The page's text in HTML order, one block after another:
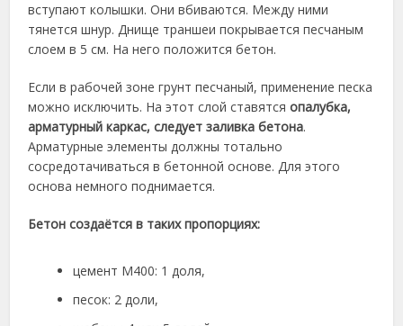
вступают колышки. Они вбиваются. Между ними
тянется шнур. Днище траншеи покрывается песчаным
слоем в 5 см. На него положится бетон.
Если в рабочей зоне грунт песчаный, применение песка
можно исключить. На этот слой ставятсяопалубка,
арматурный каркас, следует заливка бетона.
Арматурные элементы должны тотально
сосредотачиваться в бетонной основе. Для этого
основа немного поднимается.
Бетон создаётся в таких пропорциях:
цемент М400: 1 доля,
песок: 2 доли,